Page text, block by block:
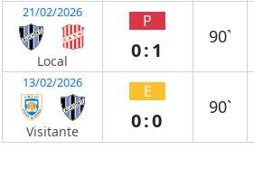
21/02/2026
Local
P
0:1
90`
13/02/2026
Visitante
E
0:0
90`